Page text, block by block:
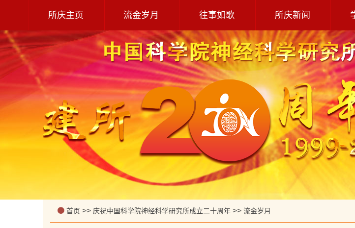
所庆主页 流金岁月 往事如歌 所庆新闻
首页 >> 庆祝中国科学院神经科学研究所成立二十周年 >> 流金岁月